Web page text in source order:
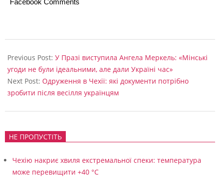
06-
04
Previous Post: У Празі виступила Ангела Меркель: «Мінські
угоди не були ідеальними, але дали Україні час»
Next Post: Одруження в Чехії: які документи потрібно
зробити після весілля українцям
НЕ ПРОПУСТІТЬ
Чехію накриє хвиля екстремальної спеки: температура
може перевищити +40 °C